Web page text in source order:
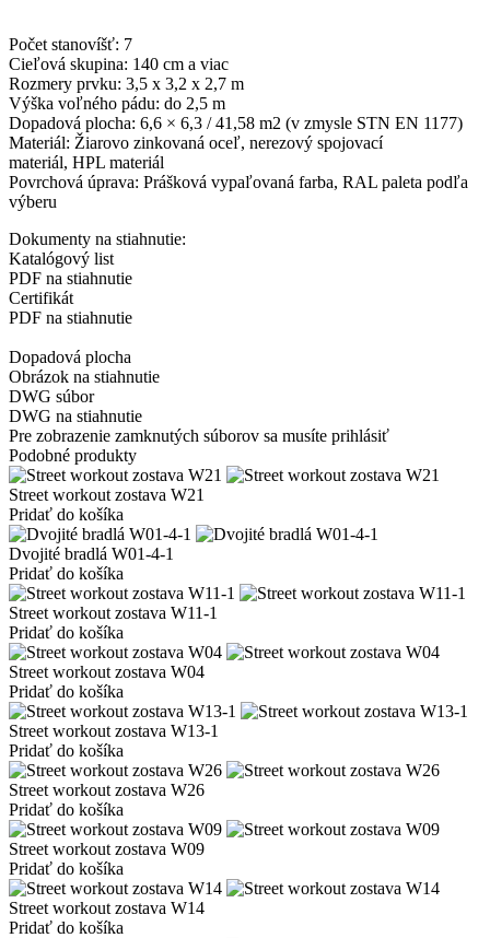
Počet stanovíšť: 7
Cieľová skupina: 140 cm a viac
Rozmery prvku: 3,5 x 3,2 x 2,7 m
Výška voľného pádu: do 2,5 m
Dopadová plocha: 6,6 × 6,3 / 41,58 m2 (v zmysle STN EN 1177)
Materiál: Žiarovo zinkovaná oceľ, nerezový spojovací
materiál, HPL materiál
Povrchová úprava: Prášková vypaľovaná farba, RAL paleta podľa
výberu
Dokumenty na stiahnutie:
Katalógový list
PDF na stiahnutie
Certifikát
PDF na stiahnutie
Dopadová plocha
Obrázok na stiahnutie
DWG súbor
DWG na stiahnutie
Pre zobrazenie zamknutých súborov sa musíte prihlásiť
Podobné produkty
Street workout zostava W21
Pridať do košíka
Dvojité bradlá W01-4-1
Pridať do košíka
Street workout zostava W11-1
Pridať do košíka
Street workout zostava W04
Pridať do košíka
Street workout zostava W13-1
Pridať do košíka
Street workout zostava W26
Pridať do košíka
Street workout zostava W09
Pridať do košíka
Street workout zostava W14
Pridať do košíka